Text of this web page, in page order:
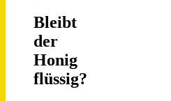
Bleibt
der
Honig
flüssig?